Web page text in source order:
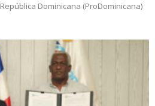
Dominicana (ProDominicana)